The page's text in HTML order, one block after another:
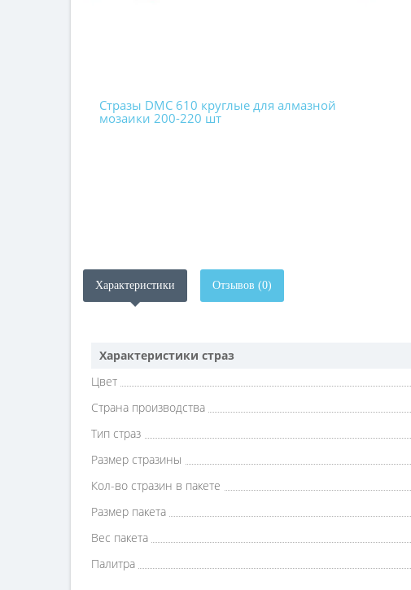
Стразы DMC 610 круглые для алмазной
мозаики 200-220 шт
Характеристики Отзывов (0)
Характеристики страз
Цвет
Страна производства
Тип страз
Размер стразины
Кол-во стразин в пакете
Размер пакета
Вес пакета
Палитра